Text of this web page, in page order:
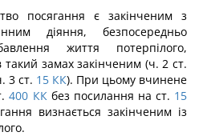
посягання є закінченим з
діяння, безпосередньо
життя потерпілого,
такий замах закінченим (ч. 2 ст.
3 ст. 15 КК). При цьому вчинене
400 ККбез посилання на ст. 15
визнається закінченим із